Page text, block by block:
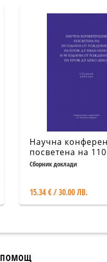
Научна
посветена на
от рождението
на проф. д-р
Сборник доклади
15.34 € / 30.00 ЛВ.
ПОМОЩ